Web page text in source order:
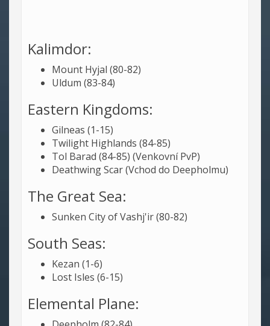
Kalimdor:
Mount Hyjal (80-82)
Uldum (83-84)
Eastern Kingdoms:
Gilneas (1-15)
Twilight Highlands (84-85)
Tol Barad (84-85) (Venkovní PvP)
Deathwing Scar (Vchod do Deepholmu)
The Great Sea:
Sunken City of Vashj'ir (80-82)
South Seas:
Kezan (1-6)
Lost Isles (6-15)
Elemental Plane: